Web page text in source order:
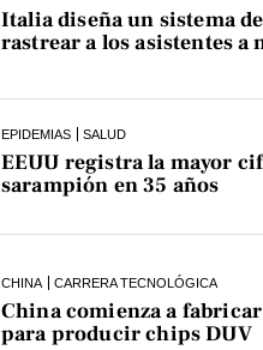
Italia diseña un sistema
rastrear a los asistentes a
EPIDEMIAS SALUD
EEUU registra la mayor
sarampión en 35 años
CHINA CARRERA TECNOLÓGICA
China comienza a
para producir chips DUV